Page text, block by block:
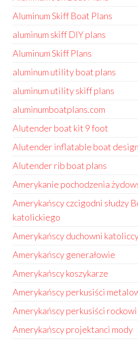
Aluminum Skiff Boat Plans
aluminum skiff DIY plans
Aluminum Skiff Plans
aluminum utility boat plans
aluminum utility skiff plans
aluminumboatplans.com
Alutender boat kit 9 foot
Alutender inflatable boat design
Alutender rib boat plans
Amerykanie pochodzenia
Amerykańscy czcigodni słudzy
katolickiego
Amerykańscy duchowni
Amerykańscy generałowie
Amerykańscy koszykarze
Amerykańscy perkusiści
Amerykańscy perkusiści rockowi
Amerykańscy projektanci mody